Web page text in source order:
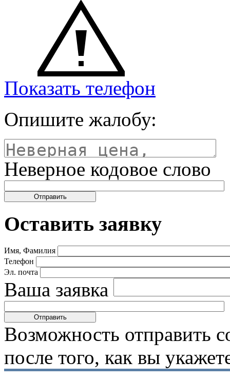
Показать телефон
Опишите жалобу:
Неверное кодовое слово
Оставить заявку
Имя, Фамилия
Телефон
Эл. почта
Ваша заявка
Возможность отправить
после того, как вы